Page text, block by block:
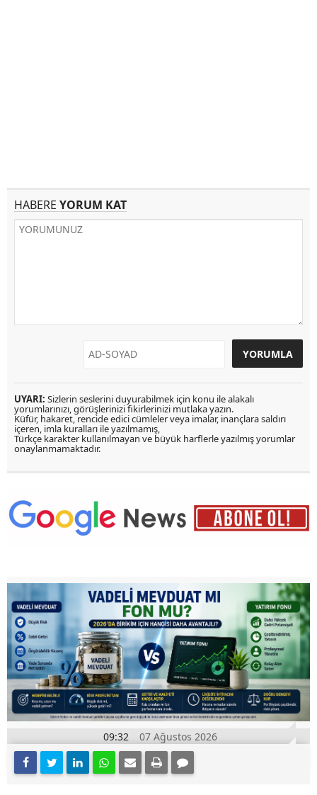
HABERE YORUM KAT
UYARI: Sizlerin seslerini duyurabilmek için konu ile alakalı
yorumlarınızı, görüşlerinizi fikirlerinizi mutlaka yazın.
Küfür, hakaret, rencide edici cümleler veya imalar, inançlara saldırı
içeren, imla kuralları ile yazılmamış,
Türkçe karakter kullanılmayan ve büyük harflerle yazılmış yorumlar
onaylanmamaktadır.
09:32 07 Ağustos 2026